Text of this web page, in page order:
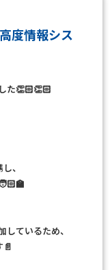
度情報シス
た👏🏻👏🏻
、
ているため、
📄